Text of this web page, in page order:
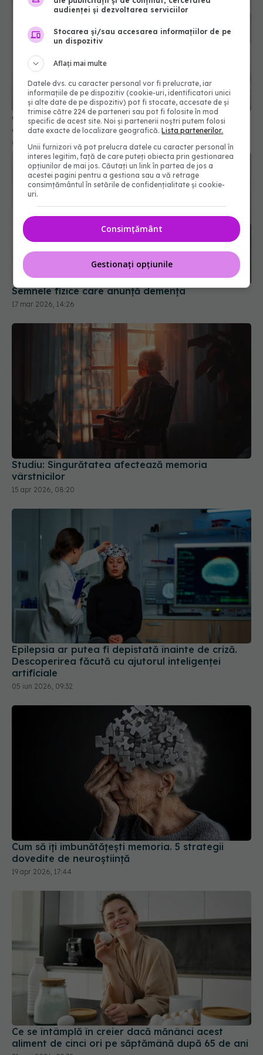
Ce înseamnă durerea din spatele capului și ce
cauze o provoacă
08 apr 2026, 09:41
Semnele fizice care anunță demența
17 mar 2026, 14:26
Studiu: Singurătatea afectează memoria
vârstnicilor
15 apr 2026, 08:20
Epilepsia ar putea fi depistată înainte de criză.
Descoperirea făcută cu ajutorul inteligenței
artificiale
05 iun 2026, 09:32
Cum să îți îmbunătățești memoria. 5 strategii
dovedite de neuroștiință
19 apr 2026, 17:44
Ce se întâmplă în creier dacă mănânci acest
aliment de cinci ori pe săptămână după 65 de ani
audienței și dezvoltarea serviciilor
Stocarea și/sau accesarea informațiilor de pe
un dispozitiv
Aflați mai multe
Datele dvs. cu caracter personal vor fi prelucrate, iar
informațiile de pe dispozitiv (cookie-uri, identificatori unici
și alte date de pe dispozitiv) pot fi stocate, accesate de și
trimise către 224 de parteneri sau pot fi folosite în mod
specific de acest site. Noi și partenerii noștri putem folosi
date exacte de localizare geografică.Lista partenerilor.
Unii furnizori vă pot prelucra datele cu caracter personal în
interes legitim, față de care puteți obiecta prin gestionarea
opțiunilor de mai jos. Căutați un link în partea de jos a
acestei pagini pentru a gestiona sau a vă retrage
consimțământul în setările de confidențialitate și cookie-
uri.
Consimțământ
Gestionați opțiunile